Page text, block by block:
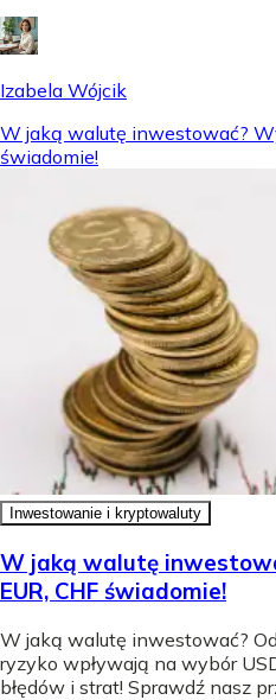
Izabela Wójcik
W jaką walutę inwestować?
świadomie!
Inwestowanie i kryptowaluty
W jaką walutę
EUR, CHF świadomie!
W jaką walutę inwestować?
ryzyko wpływają na wybór
błędów i strat! Sprawdź nasz